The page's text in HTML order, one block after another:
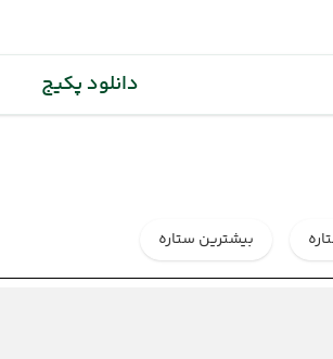
دانلود پکیج
بیشترین ستاره